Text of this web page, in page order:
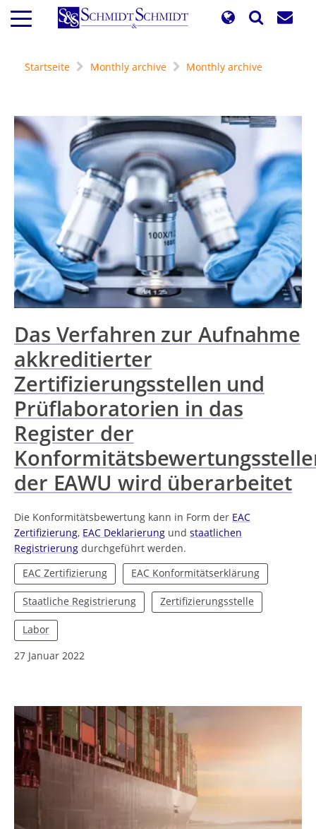
Direkt
zum
Startseite Monthly archive Monthly archive
Das Verfahren zur Aufnahme
akkreditierter
Zertifizierungsstellen und
Prüflaboratorien in das
Register der
der EAWU wird überarbeitet
Die Konformitätsbewertung kann in Form der EAC
Zertifizierung, EAC Deklarierung und staatlichen
Registrierung durchgeführt werden.
EAC Zertifizierung
EAC Konformitätserklärung
Staatliche Registrierung Zertifizierungsstelle
Labor
27 Januar 2022